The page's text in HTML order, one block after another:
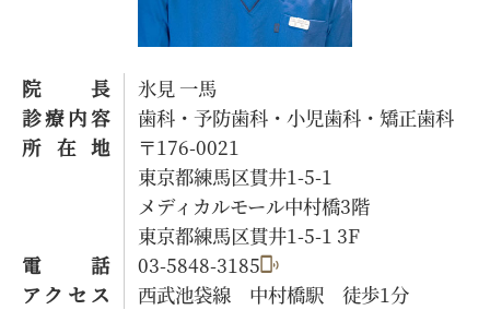
院長
氷見 一馬
診療内容
歯科・予防歯科・小児歯科・矯正歯科
所在地
〒176-0021
東京都練馬区貫井1-5-1
メディカルモール中村橋3階
東京都練馬区貫井1-5-1 3F
電話
03-5848-3185
アクセス
西武池袋線 中村橋駅 徒歩1分